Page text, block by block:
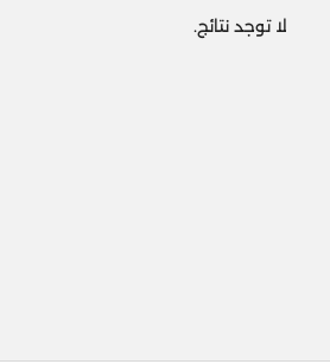
لا توجد نتائج.